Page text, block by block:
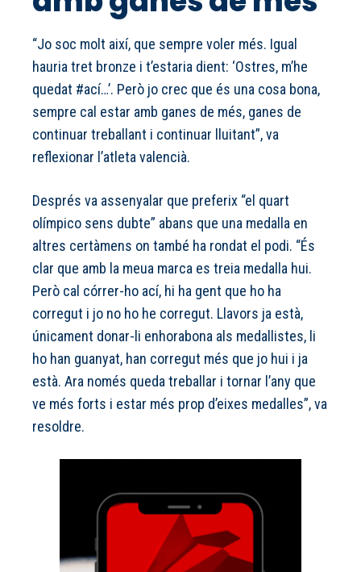
“Jo soc molt així, que sempre voler més. Igual
hauria tret bronze i t’estaria dient: ‘Ostres, m’he
quedat #ací…’. Però jo crec que és una cosa bona,
sempre cal estar amb ganes de més, ganes de
continuar treballant i continuar lluitant”, va
reflexionar l’atleta valencià.
Després va assenyalar que preferix “el quart
olímpico sens dubte” abans que una medalla en
altres certàmens on també ha rondat el podi. “És
clar que amb la meua marca es treia medalla hui.
Però cal córrer-ho ací, hi ha gent que ho ha
corregut i jo no ho he corregut. Llavors ja està,
únicament donar-li enhorabona als medallistes, li
ho han guanyat, han corregut més que jo hui i ja
està. Ara només queda treballar i tornar l’any que
ve més forts i estar més prop d’eixes medalles”, va
resoldre.